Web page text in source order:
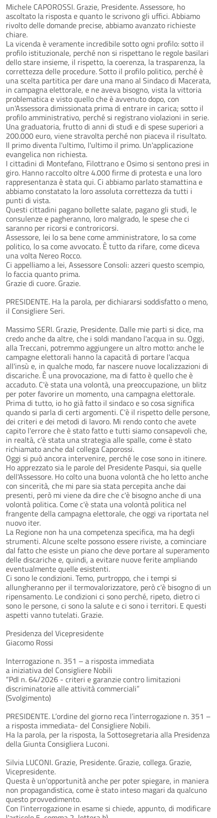
Michele CAPOROSSI. Grazie, Presidente. Assessore, ho
ascoltato la risposta e quanto le scrivono gli uffici. Abbiamo
rivolto delle domande precise, abbiamo avanzato richieste
chiare.
La vicenda è veramente incredibile sotto ogni profilo: sotto il
profilo istituzionale, perché non si rispettano le regole basilari
dello stare insieme, il rispetto, la coerenza, la trasparenza, la
correttezza delle procedure. Sotto il profilo politico, perché è
una scelta partitica per dare una mano al Sindaco di Macerata,
in campagna elettorale, e ne aveva bisogno, vista la vittoria
problematica e visto quello che è avvenuto dopo, con
un'Assessora dimissionata prima di entrare in carica; sotto il
profilo amministrativo, perché si registrano violazioni in serie.
Una graduatoria, frutto di anni di studi e di spese superiori a
200.000 euro, viene stravolta perché non piaceva il risultato.
Il primo diventa l'ultimo, l'ultimo il primo. Un'applicazione
evangelica non richiesta.
I cittadini di Montefano, Filottrano e Osimo si sentono presi in
giro. Hanno raccolto oltre 4.000 firme di protesta e una loro
rappresentanza è stata qui. Ci abbiamo parlato stamattina e
abbiamo constatato la loro assoluta correttezza da tutti i
punti di vista.
Questi cittadini pagano bollette salate, pagano gli studi, le
consulenze e pagheranno, loro malgrado, le spese che ci
saranno per ricorsi e controricorsi.
Assessore, lei lo sa bene come amministratore, lo sa come
politico, lo sa come avvocato. È tutto da rifare, come diceva
una volta Nereo Rocco.
Ci appelliamo a lei, Assessore Consoli: azzeri questo scempio,
lo faccia quanto prima.
Grazie di cuore. Grazie.
PRESIDENTE. Ha la parola, per dichiararsi soddisfatto o meno,
il Consigliere Seri.
Massimo SERI. Grazie, Presidente. Dalle mie parti si dice, ma
credo anche da altre, che i soldi mandano l'acqua in su. Oggi,
alla Treccani, potremmo aggiungere un altro motto: anche le
campagne elettorali hanno la capacità di portare l'acqua
all'insù e, in qualche modo, far nascere nuove localizzazioni di
discariche. È una provocazione, ma di fatto è quello che è
accaduto. C'è stata una volontà, una preoccupazione, un blitz
per poter favorire un momento, una campagna elettorale.
Prima di tutto, io ho già fatto il sindaco e so cosa significa
quando si parla di certi argomenti. C'è il rispetto delle persone,
dei criteri e dei metodi di lavoro. Mi rendo conto che avete
capito l'errore che è stato fatto e tutti siamo consapevoli che,
in realtà, c'è stata una strategia alle spalle, come è stato
richiamato anche dal collega Caporossi.
Oggi si può ancora intervenire, perché le cose sono in itinere.
Ho apprezzato sia le parole del Presidente Pasqui, sia quelle
dell'Assessore. Ho colto una buona volontà che ho letto anche
con sincerità, che mi pare sia stata percepita anche dai
presenti, però mi viene da dire che c'è bisogno anche di una
volontà politica. Come c'è stata una volontà politica nel
frangente della campagna elettorale, che oggi va riportata nel
nuovo iter.
La Regione non ha una competenza specifica, ma ha degli
strumenti. Alcune scelte possono essere riviste, a cominciare
dal fatto che esiste un piano che deve portare al superamento
delle discariche e, quindi, a evitare nuove ferite ampliando
eventualmente quelle esistenti.
Ci sono le condizioni. Temo, purtroppo, che i tempi si
allungheranno per il termovalorizzatore, però c'è bisogno di un
ripensamento. Le condizioni ci sono perché, ripeto, dietro ci
sono le persone, ci sono la salute e ci sono i territori. E questi
aspetti vanno tutelati. Grazie.
Presidenza del Vicepresidente
Giacomo Rossi
Interrogazione n. 351 – a risposta immediata
a iniziativa del Consigliere Nobili
“Pdl n. 64/2026 - criteri e garanzie contro limitazioni
discriminatorie alle attività commerciali”
(Svolgimento)
PRESIDENTE. L’ordine del giorno reca l’interrogazione n. 351 –
a risposta immediata- del Consigliere Nobili.
Ha la parola, per la risposta, la Sottosegretaria alla Presidenza
della Giunta Consigliera Luconi.
Silvia LUCONI. Grazie, Presidente. Grazie, collega. Grazie,
Vicepresidente.
Questa è un'opportunità anche per poter spiegare, in maniera
non propagandistica, come è stato inteso magari da qualcuno
questo provvedimento.
Con l'interrogazione in esame si chiede, appunto, di modificare